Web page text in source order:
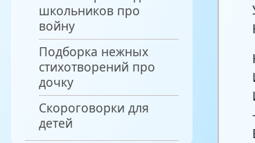
школьников про
войну
Подборка нежных
стихотворений про
дочку
Скороговорки для
детей